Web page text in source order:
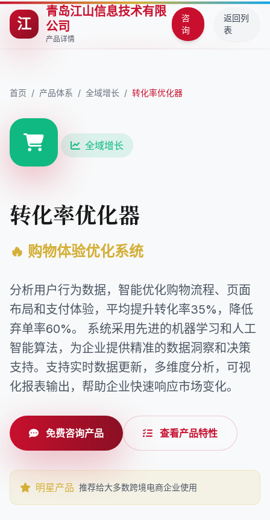
江
青岛江山信息技术有限
公司
产品详情
咨
询
返回列
表
首页 / 产品体系 / 全域增长 / 转化率优化器
全域增长
转化率优化器
🔥 购物体验优化系统
分析用户行为数据，智能优化购物流程、页面
布局和支付体验，平均提升转化率35%，降低
弃单率60%。 系统采用先进的机器学习和人工
智能算法，为企业提供精准的数据洞察和决策
支持。支持实时数据更新，多维度分析，可视
化报表输出，帮助企业快速响应市场变化。
免费咨询产品 查看产品特性
明星产品 推荐给大多数跨境电商企业使用